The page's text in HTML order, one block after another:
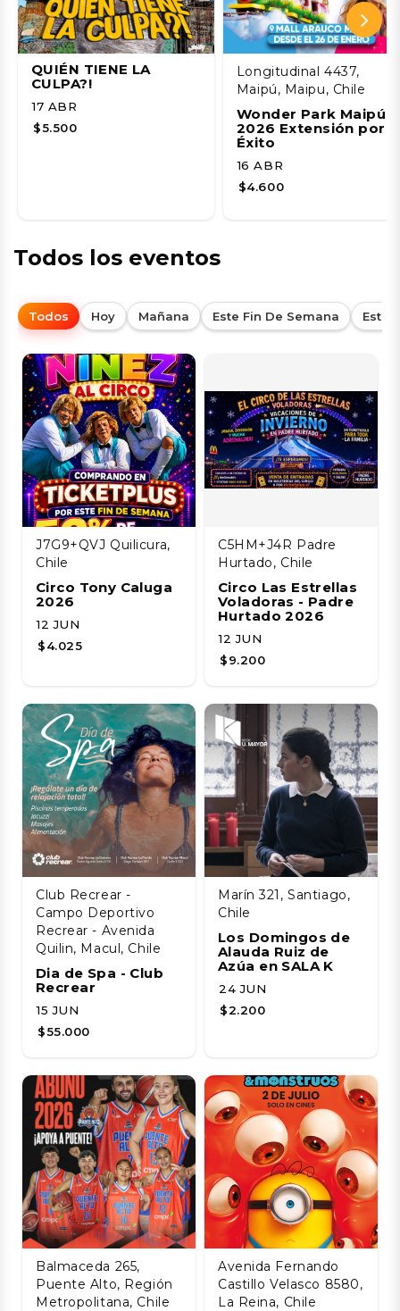
QUIÉN TIENE LA
CULPA?!
17 ABR
$5.500
Longitudinal 4437,
Maipú, Maipu, Chile
Wonder Park Maipú
2026 Extensión por
Éxito
16 ABR
$4.600
Todos los eventos
Todos Hoy Mañana Este Fin De Semana Esta
J7G9+QVJ Quilicura,
Chile
Circo Tony Caluga
2026
12 JUN
$4.025
C5HM+J4R Padre
Hurtado, Chile
Circo Las Estrellas
Voladoras - Padre
Hurtado 2026
12 JUN
$9.200
Club Recrear -
Campo Deportivo
Recrear - Avenida
Quilin, Macul, Chile
Dia de Spa - Club
Recrear
15 JUN
$55.000
Marín 321, Santiago,
Chile
Los Domingos de
Alauda Ruiz de
Azúa en SALA K
24 JUN
$2.200
Balmaceda 265,
Puente Alto, Región
Metropolitana, Chile
Avenida Fernando
Castillo Velasco 8580,
La Reina, Chile